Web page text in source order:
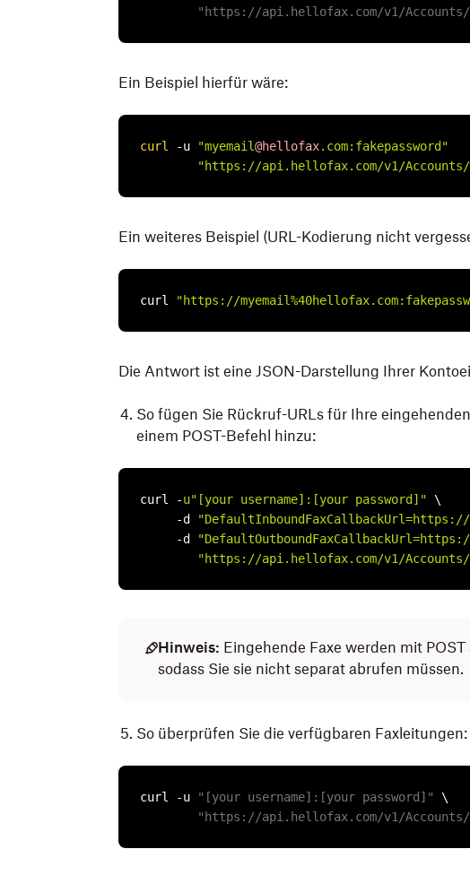
"https://api.hellofax.com/v1/Accounts/
Ein Beispiel hierfür wäre:
curl -u "myemail@hellofax.com:fakepassword"
"https://api.hellofax.com/v1/Accounts/
Ein weiteres Beispiel (URL-Kodierung nicht
curl "https://
Die Antwort ist eine JSON-Darstellung Ihrer
So fügen Sie Rückruf-URLs für Ihre
einem POST-Befehl hinzu:
curl -u"[your username]:[your password]" \
     -d
"DefaultInboundFaxCallbackUrl=https://
     -d
"https://api.hellofax.com/v1/Accounts/
Hinweis: Eingehende Faxe werden mit
sodass Sie sie nicht separat abrufen müssen.
So überprüfen Sie die verfügbaren Faxleitungen:
curl -u "[your username]:[your password]"
\
"https://api.hellofax.com/v1/Accounts/